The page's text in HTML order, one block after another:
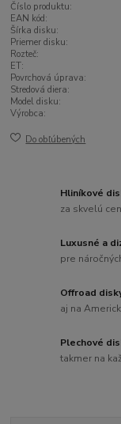
Číslo produktu:
EAN kód:
Šírka disku:
Priemer disku:
Rozteč:
ET:
Povrchová úprava:
Stredová diera:
Model disku:
Výrobca:
Do obľúbených
Hliníkové
za skvelú
Luxusné a
pre
Offroad
aj na
Plechové
takmer na